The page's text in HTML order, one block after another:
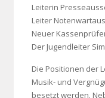
Leiterin
Leiter
Neuer
Der Jugendleiter
Die Positionen der
Musik- und
besetzt werden.